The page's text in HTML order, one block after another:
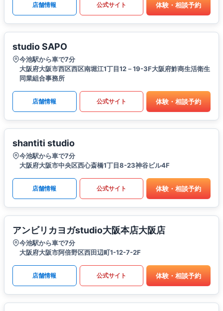
店舗情報 公式サイト 体験・相談予約
studio SAPO
今池駅から車で7分
大阪府大阪市西区西区南堀江1丁目12－19-3F大阪府鮓商生活衛生
同業組合事務所
店舗情報 公式サイト 体験・相談予約
shantiti studio
今池駅から車で7分
大阪府大阪市中央区西心斎橋1丁目8-23神谷ビル4F
店舗情報 公式サイト 体験・相談予約
アンビリカヨガstudio大阪本店大阪店
今池駅から車で7分
大阪府大阪市阿倍野区西田辺町1-12-7-2F
店舗情報 公式サイト 体験・相談予約